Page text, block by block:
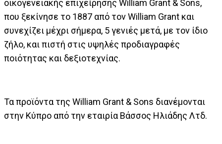
οικογενειακής επιχείρησης William Grant & Sons,
που ξεκίνησε το 1887 από τον William Grant και
συνεχίζει μέχρι σήμερα, 5 γενιές μετά, με τον ίδιο
ζήλο, και πιστή στις υψηλές προδιαγραφές
ποιότητας και δεξιοτεχνίας.
Τα προϊόντα της William Grant & Sons διανέμονται
στην Κύπρο από την εταιρία Βάσσος Ηλιάδης Λτδ.